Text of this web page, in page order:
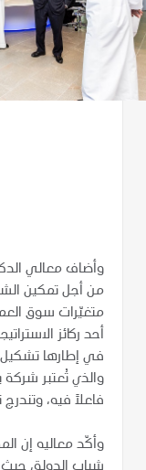
وأضاف معالي
من أجل تمكين
متغيّرات سوق
أحد ركائز
في إطارها تشكيل
والذي تُعتبر
فاعلاً فيه، وتندرج
وأكّد معاليه إن
شباب الدولة،